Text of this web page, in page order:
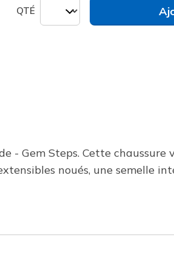
QTÉ
- Gem Steps. Cette chaussure
noués, une semelle